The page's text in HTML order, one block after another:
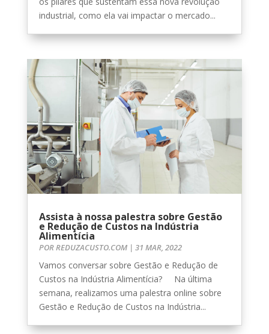
industrial, como ela vai impactar o mercado...
Assista à nossa palestra sobre Gestão
e Redução de Custos na Indústria
Alimentícia
PORREDUZACUSTO.COM| 31 MAR, 2022
Vamos conversar sobre Gestão e Redução de
Custos na Indústria Alimentícia? Na última
semana, realizamos uma palestra online sobre
Gestão e Redução de Custos na Indústria...